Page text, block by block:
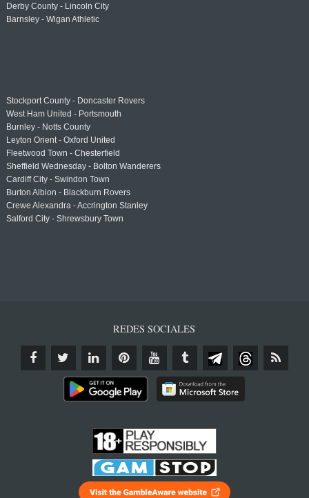
Derby County - Lincoln City
Barnsley - Wigan Athletic
Stockport County - Doncaster Rovers
West Ham United - Portsmouth
Burnley - Notts County
Leyton Orient - Oxford United
Fleetwood Town - Chesterfield
Sheffield Wednesday - Bolton Wanderers
Cardiff City - Swindon Town
Burton Albion - Blackburn Rovers
Crewe Alexandra - Accrington Stanley
Salford City - Shrewsbury Town
REDES SOCIALES